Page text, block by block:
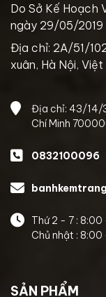
Do Sở Kế Hoạch
ngày 29/05/2019
Địa chỉ: 2A/51/
xuân, Hà Nội, Việt
Địa chỉ: 43/14/
Chí Minh
0832100096
Thứ 2 - 7 : 8:00
Chủ nhật : 8:00
SẢN PHẨM